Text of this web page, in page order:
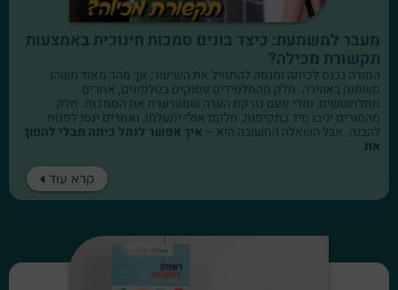
מעבר למשמעת: כיצד בונים סמכות חינוכית באמצעות
תקשורת מכילה?
המורה נכנס לכיתה ומנסה להתחיל את השיעור, אך מהר מאוד משהו
משתנה באווירה. חלק מהתלמידים עסוקים בטלפונים, אחרים
מתלחששים, ומדי פעם נזרקת הערה שמערערת את הסמכות. חלק
מהמורים יגיבו מיד בתקיפות, חלקם אולי יתעלמו, ואחרים ינסו לפנות
להבנה. אבל השאלה החשובה היא – איך אפשר לנהל כיתה מבלי להפוך
את
קרא עוד